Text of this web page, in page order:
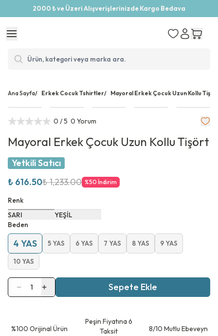
2000 ₺ ve Üzeri Alışverişlerinizde Kargo Bedava
Ana Sayfa/ Erkek Cocuk Tshirtler/ Mayoral Erkek Çocuk Uzun Kollu
0 / 5 0 Yorum
Mayoral Erkek Çocuk Uzun Kollu Tişört
Yetkili Satıcı
₺ 616.50₺ 1,233.00 %50 İndirim
Renk
SARI
YEŞİL
Beden
4 YAS 5 YAS 6 YAS 7 YAS 8 YAS 9 YAS
10 YAS
1 Sepete Ekle
⁠%100 Orijinal Ürün
Peşin Fiyatına 6
Taksit
8/10 Mutlu Ebeveyn